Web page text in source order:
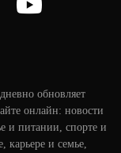
обновляет
онлайн: новости
и питании, спорте и
и семье,